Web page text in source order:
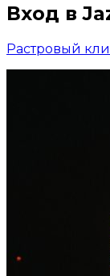
Вход в
Растровый